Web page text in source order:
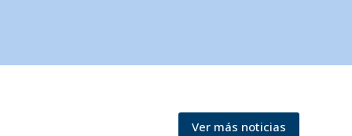
Ver más noticias